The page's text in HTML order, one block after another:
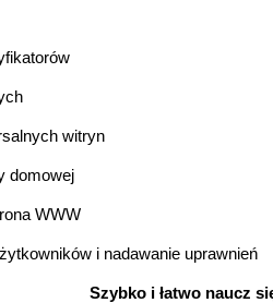
witryn
domowej
WWW
i nadawanie uprawnień
Szybko i łatwo naucz